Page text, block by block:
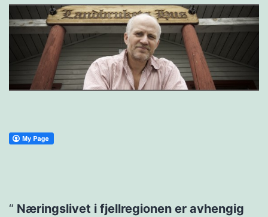
Næringslivet i fjellregionen er avhengig